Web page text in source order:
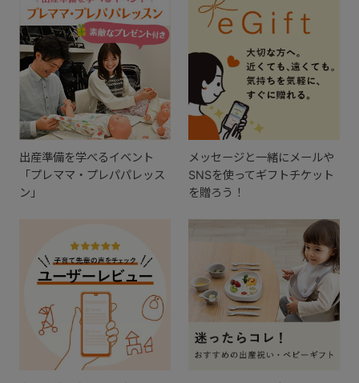
出産準備を学べるイベント
「プレママ・プレパパレッス
ン」
メッセージと一緒にメールや
SNSを使ってギフトチケット
を贈ろう！